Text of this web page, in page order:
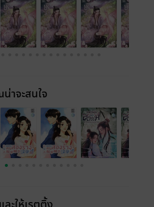
าจะสนใจ